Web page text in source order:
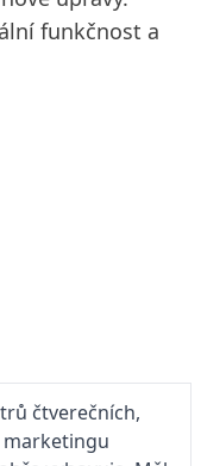
funkčnost a
čtverečních,
marketingu